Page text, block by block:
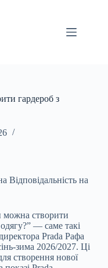
гардероб з
Відповідальність на
можна створити
— саме такі
Prada Рафа
зима 2026/2027. Ці
створення нової